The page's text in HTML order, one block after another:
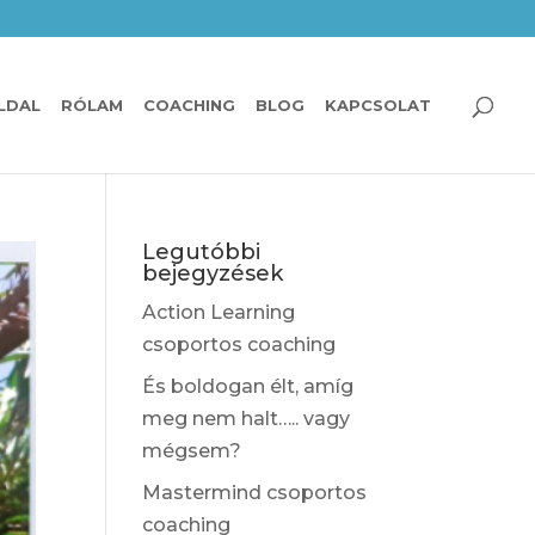
RÓLAM COACHING BLOG KAPCSOLAT
Legutóbbi
bejegyzések
Action Learning
csoportos coaching
És boldogan élt, amíg
meg nem halt….. vagy
mégsem?
Mastermind csoportos
coaching